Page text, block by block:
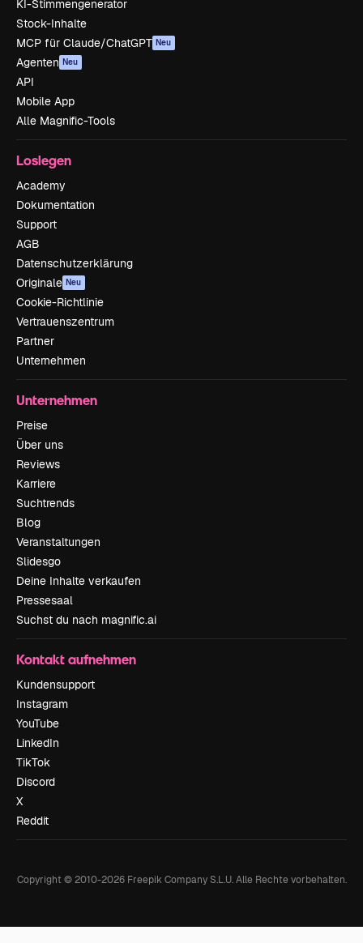
KI-Stimmengenerator
Stock-Inhalte
MCP für Claude/ChatGPT Neu
Agenten Neu
API
Mobile App
Alle Magnific-Tools
Loslegen
Academy
Dokumentation
Support
AGB
Datenschutzerklärung
Originale Neu
Cookie-Richtlinie
Vertrauenszentrum
Partner
Unternehmen
Unternehmen
Preise
Über uns
Reviews
Karriere
Suchtrends
Blog
Veranstaltungen
Slidesgo
Deine Inhalte verkaufen
Pressesaal
Suchst du nach magnific.ai
Kontakt aufnehmen
Kundensupport
Instagram
YouTube
LinkedIn
TikTok
Discord
X
Reddit
Copyright © 2010-2026Freepik Company S.L.U. Alle Rechte vorbehalten.